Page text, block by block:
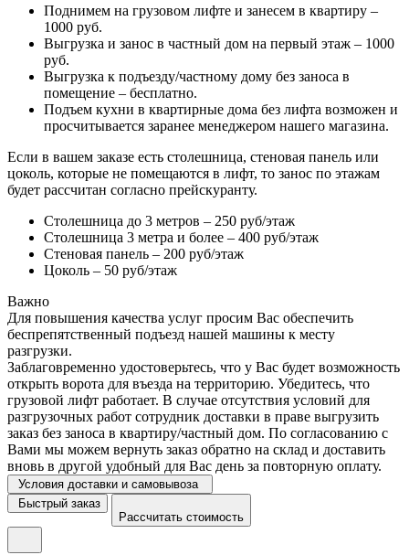
Поднимем на грузовом лифте и занесем в квартиру –
1000 руб.
Выгрузка и занос в частный дом на первый этаж – 1000
руб.
Выгрузка к подъезду/частному дому без заноса в
помещение – бесплатно.
Подъем кухни в квартирные дома без лифта возможен и
просчитывается заранее менеджером нашего магазина.
Если в вашем заказе есть столешница, стеновая панель или
цоколь, которые не помещаются в лифт, то занос по этажам
будет рассчитан согласно прейскуранту.
Столешница до 3 метров – 250 руб/этаж
Столешница 3 метра и более – 400 руб/этаж
Стеновая панель – 200 руб/этаж
Цоколь – 50 руб/этаж
Важно
Для повышения качества услуг просим Вас обеспечить
беспрепятственный подъезд нашей машины к месту
разгрузки.
Заблаговременно удостоверьтесь, что у Вас будет возможность
открыть ворота для въезда на территорию. Убедитесь, что
грузовой лифт работает. В случае отсутствия условий для
разгрузочных работ сотрудник доставки в праве выгрузить
заказ без заноса в квартиру/частный дом. По согласованию с
Вами мы можем вернуть заказ обратно на склад и доставить
вновь в другой удобный для Вас день за повторную оплату.
Условия доставки и самовывоза
Быстрый заказ
Рассчитать стоимость